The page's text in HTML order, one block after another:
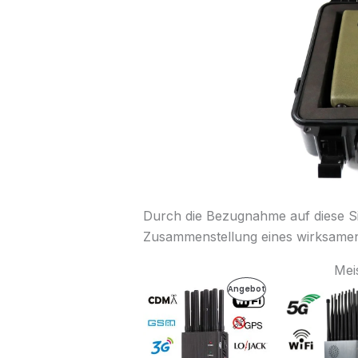
Durch die Bezugnahme auf diese
Zusammenstellung eines
AngebotProdukt
Angebot
Ursprünglicher
Preis
war:
499,99€
Aktueller
Preis
ist:
199,99€.
Preis
war: